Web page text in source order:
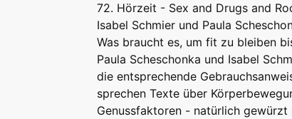
72. Hörzeit - Sex and Drugs and
Isabel Schmier und Paula
Was braucht es, um fit zu bleiben
Paula Scheschonka und Isabel
die entsprechende
sprechen Texte über
Genussfaktoren - natürlich gewürzt